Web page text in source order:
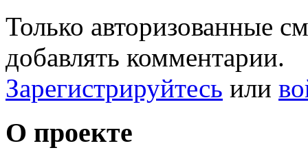
Только авторизованные
добавлять комментарии.
Зарегистрируйтесь или
О проекте